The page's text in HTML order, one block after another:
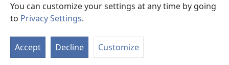
You can customize your settings at any time by going
to Privacy Settings.
Accept Decline Customize
Copyright© 2026 Watch Tower Bible and Tract Society of Pennsylvania.
SYARAT NGGUNAKAKÉ